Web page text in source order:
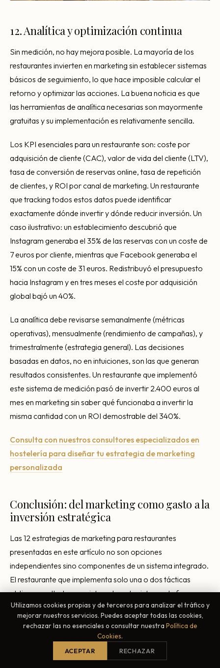
12. Analítica y optimización continua
Sin medición, no hay mejora posible. La mayoría de los
restaurantes invierten en marketing sin establecer sistemas
básicos de seguimiento, lo que hace imposible calcular el
retorno y optimizar las acciones. La buena noticia es que
las herramientas de analítica necesarias son mayormente
gratuitas y su implementación es relativamente sencilla.
Los KPI esenciales para un restaurante son: coste por
adquisición de cliente (CAC), valor de vida del cliente (LTV),
tasa de conversión de reservas online, tasa de repetición
de clientes, y ROI por canal de marketing. Un restaurante
que tracking todos estos datos puede identificar
exactamente dónde invertir y dónde reducir inversión. Un
caso ilustrativo: un establecimiento descubrió que
Instagram generaba el 35% de las reservas con un coste de
7 euros por cliente, mientras que Facebook generaba el
15% con un coste de 31 euros. Redistribuyó el presupuesto
hacia Instagram y en tres meses el coste por adquisición
global bajó un 40%.
La analítica debe revisarse semanalmente (métricas
operativas), mensualmente (rendimiento de campañas), y
trimestralmente (estrategia general). Las decisiones
basadas en datos, no en intuiciones, son las que generan
resultados consistentes. Un restaurante que implementó
este sistema de medición pasó de invertir 2.400 euros al
mes en marketing sin saber qué funcionaba a invertir la
misma cantidad con un ROI demostrable del 340%.
Consulta con nuestros consultores especializados en
hostelería para diseñar tu estrategia de marketing
personalizada
Conclusión: del marketing como gasto a la
inversión estratégica
Las 12 estrategias de marketing para restaurantes
presentadas en este artículo no son opciones
independientes sino componentes de un sistema integrado.
El restaurante que implementa solo una o dos tácticas
obtiene resultados parciales; el que las integra de forma
estratégica y las mide consistentemente transforma su
negocio. En un sector donde el margen es estrecho y la
competencia intensa, el marketing efectivo marca la
diferencia entre la supervivencia y el crecimiento.
Utilizamos cookies propias y de terceros para analizar el tráfico y
mejorar nuestros servicios. Puedes aceptar todas las cookies,
rechazar las no esenciales o consultar nuestra Política de
Cookies.
ACEPTAR RECHAZAR